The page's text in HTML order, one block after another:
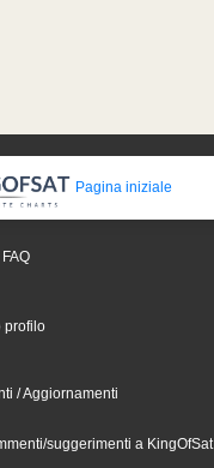
Pagina iniziale
profilo
/ Aggiornamenti
suggerimenti a KingOfSat